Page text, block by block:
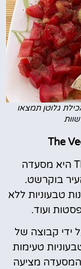
גלוטן תמצאו
מסעדת The Vegan Republic היא מסעדה
בוקרשט.
טבעוניות ללא
ועוד.
נוסדה בשנת 2015 על ידי קבוצה של
טעימות
המסעדה מציעה